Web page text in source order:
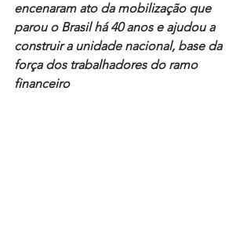
encenaram ato da mobilização que
parou o Brasil há 40 anos e ajudou a
construir a unidade nacional, base da
força dos trabalhadores do ramo
financeiro